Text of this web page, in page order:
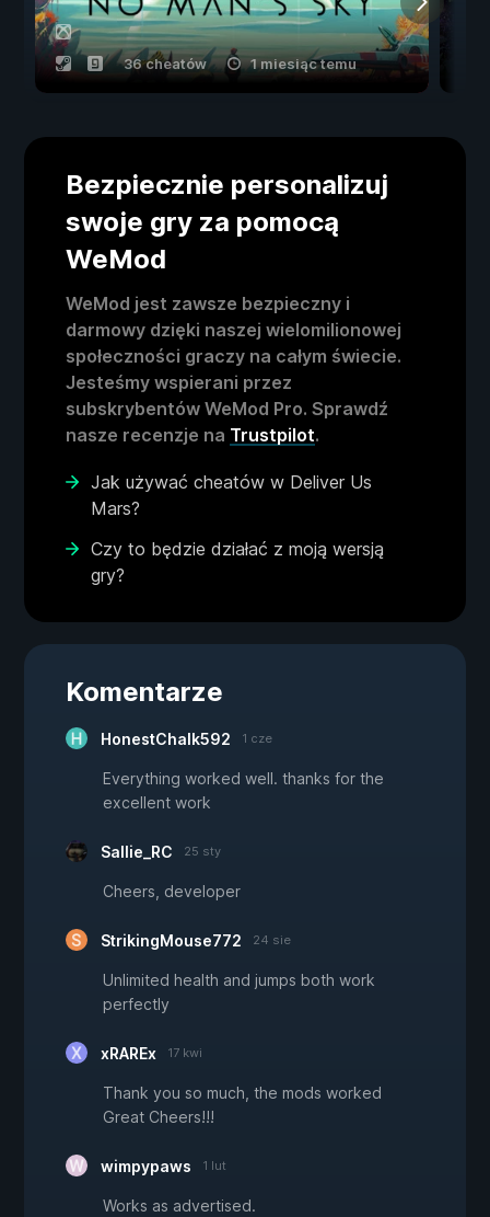
36 cheatów 1 miesiąc temu
Bezpiecznie personalizuj
swoje gry za pomocą
WeMod
WeMod jest zawsze bezpieczny i
darmowy dzięki naszej wielomilionowej
społeczności graczy na całym świecie.
Jesteśmy wspierani przez
subskrybentów WeMod Pro. Sprawdź
nasze recenzje na Trustpilot.
Jak używać cheatów w Deliver Us
Mars?
Czy to będzie działać z moją wersją
gry?
Komentarze
HonestChalk592 1 cze
Everything worked well. thanks for the
excellent work
Sallie_RC 25 sty
Cheers, developer
StrikingMouse772 24 sie
Unlimited health and jumps both work
perfectly
xRAREx 17 kwi
Thank you so much, the mods worked
Great Cheers!!!
wimpypaws 1 lut
Works as advertised.